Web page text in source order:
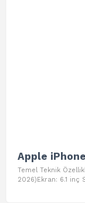
Apple
Temel Teknik
2026)Ekran: 6.1 inç